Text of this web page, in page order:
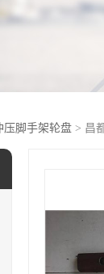
压脚手架轮盘 > 昌